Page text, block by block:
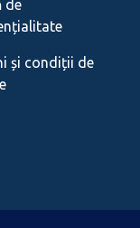
de
și condiții de